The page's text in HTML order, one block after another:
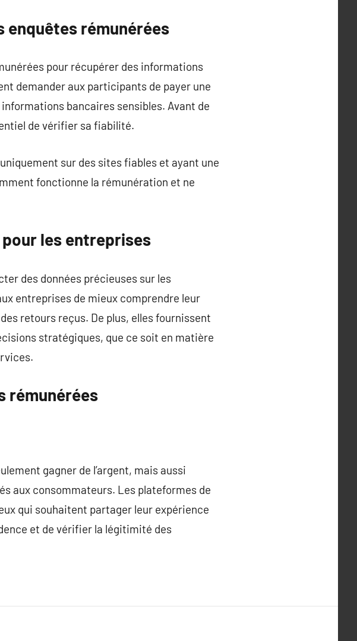
enquêtes rémunérées
pour récupérer des informations
demander aux participants de payer une
bancaires sensibles. Avant de
de vérifier sa fiabilité.
sur des sites fiables et ayant une
fonctionne la rémunération et ne
les entreprises
des données précieuses sur les
entreprises de mieux comprendre leur
retours reçus. De plus, elles fournissent
stratégiques, que ce soit en matière
rémunérées
gagner de l’argent, mais aussi
aux consommateurs. Les plateformes de
qui souhaitent partager leur expérience
et de vérifier la légitimité des